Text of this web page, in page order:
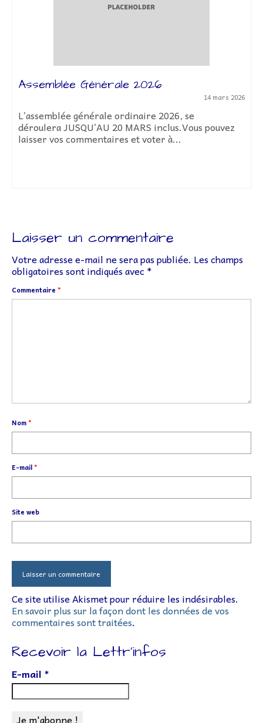
Assemblée Générale 2026
14 mars 2026
L’assemblée générale ordinaire 2026, se
déroulera JUSQU’AU 20 MARS inclus.Vous pouvez
laisser vos commentaires et voter à...
Laisser un commentaire
Votre adresse e-mail ne sera pas publiée. Les champs
obligatoires sont indiqués avec *
Commentaire *
Nom*
E-mail*
Site web
Ce site utilise Akismet pour réduire les indésirables.
En savoir plus sur la façon dont les données de vos
commentaires sont traitées.
Recevoir la Lettr’infos
E-mail *